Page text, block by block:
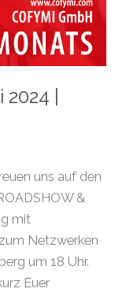
|
uns auf den
&
mit
Netzwerken
um 18 Uhr.
Euer